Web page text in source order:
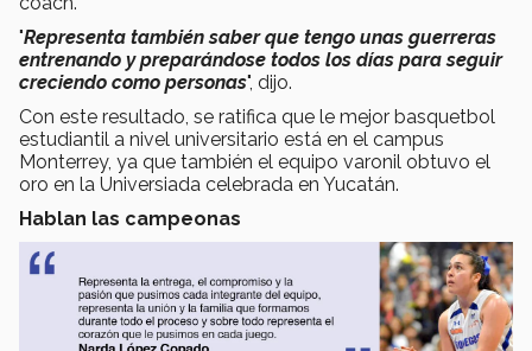
"Representa también saber que tengo unas guerreras
entrenando y preparándose todos los días para seguir
creciendo como personas", dijo.
Con este resultado, se ratifica que le mejor basquetbol
estudiantil a nivel universitario está en el campus
Monterrey, ya que también el equipo varonil obtuvo el
oro en la Universiada celebrada en Yucatán.
Hablan las campeonas